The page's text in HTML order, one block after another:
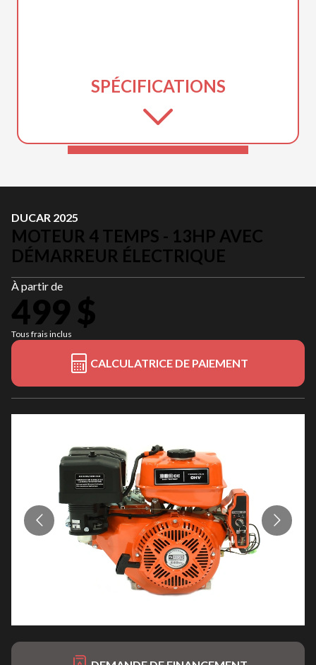
SPÉCIFICATIONS
DUCAR 2025
MOTEUR 4 TEMPS - 13HP AVEC
DÉMARREUR ÉLECTRIQUE
À partir de
499 $
Tous frais inclus
CALCULATRICE DE PAIEMENT